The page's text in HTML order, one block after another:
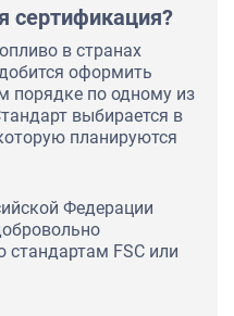
сертификация?
в странах
оформить
порядке по одному из
выбирается в
планируются
Федерации
стандартам FSC или